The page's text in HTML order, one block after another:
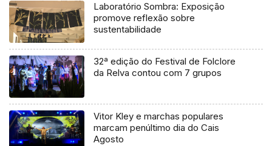
Laboratório Sombra: Exposição
promove reflexão sobre
sustentabilidade
32ª edição do Festival de Folclore
da Relva contou com 7 grupos
Vitor Kley e marchas populares
marcam penúltimo dia do Cais
Agosto